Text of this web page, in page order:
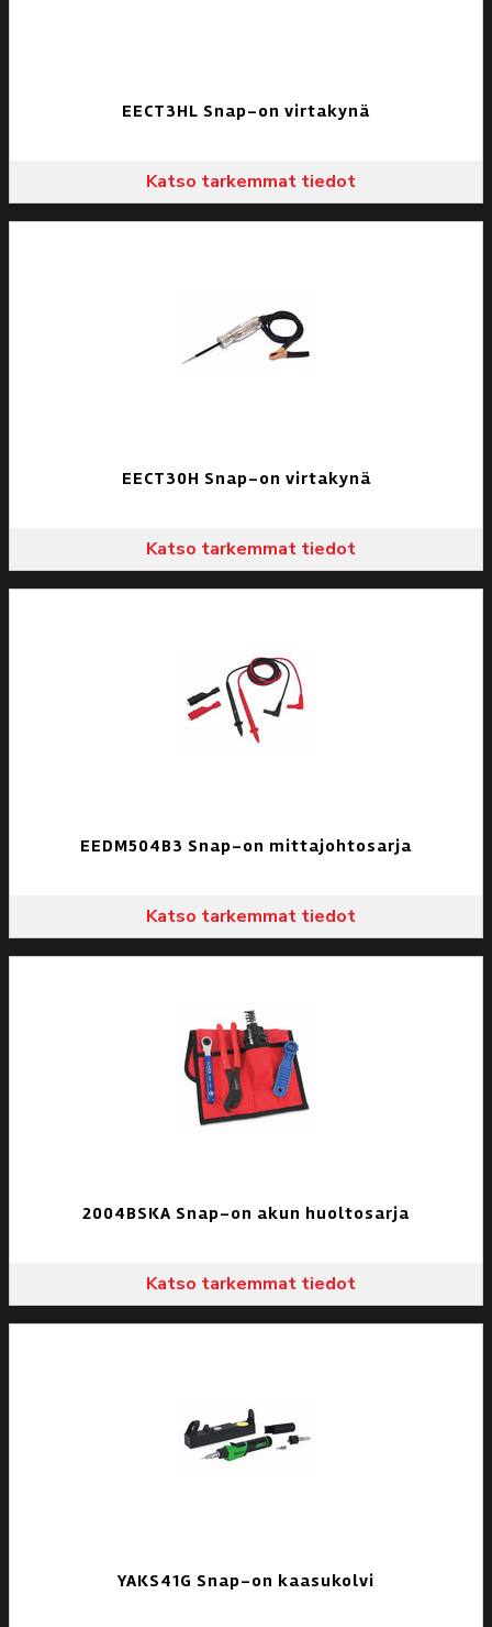
EECT3HL Snap-on virtakynä
Katso tarkemmat tiedot
EECT30H Snap-on virtakynä
Katso tarkemmat tiedot
EEDM504B3 Snap-on mittajohtosarja
Katso tarkemmat tiedot
2004BSKA Snap-on akun huoltosarja
Katso tarkemmat tiedot
YAKS41G Snap-on kaasukolvi